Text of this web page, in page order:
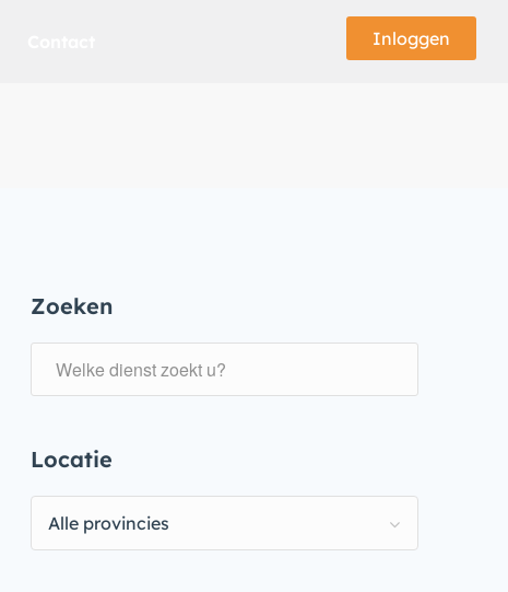
Inloggen
Zoeken
Locatie
Alle provincies